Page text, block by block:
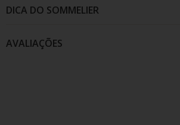
Cor delicada, tonalidade rose claro,
AVALIAÇÕES